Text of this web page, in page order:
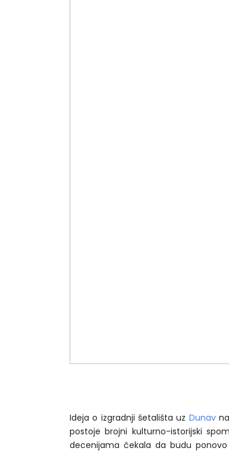
Ideja o izgradnji šetališta uz Dunavna
postoje brojni kulturno-istorijski
decenijama čekala da budu